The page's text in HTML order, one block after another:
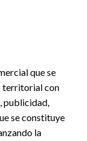
que se
territorial con
publicidad,
se constituye
la